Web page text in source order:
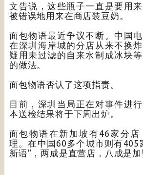
文告说，这些瓶子一直是要用
被错误地用来在商店装豆奶。
面包物语最近争议不断。中国
在深圳海岸城的分店从来不换炸
疑用未过滤的自来水制成冰块
的做法。
面包物语否认了这项指责。
目前，深圳当局正在对事件进
本送检结果将于下周出炉。
面包物语在新加坡有46家分店
理。在中国60多个城市则有405
新语”，两成是直营店，八成是加